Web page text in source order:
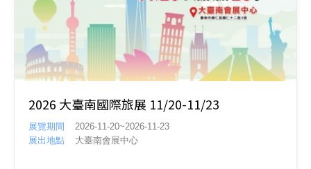
2026 大臺南國際旅展 11/20-11/23
展覽期間
2026-11-20~2026-11-23
展出地點
大臺南會展中心